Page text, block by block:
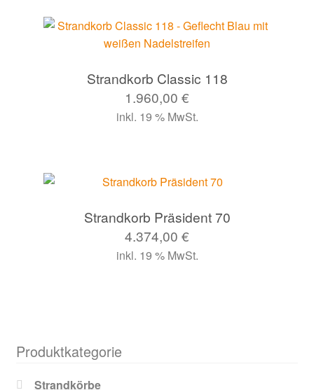
Strandkorb Classic 118
1.960,00 €
inkl. 19 % MwSt.
Strandkorb Präsident 70
4.374,00 €
inkl. 19 % MwSt.
Produktkategorie
Strandkörbe